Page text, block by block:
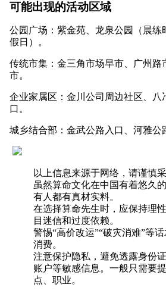
可能出现的活动区域
公园广场：紫金苑、龙泉公园（晨练
假日）。
传统市集：金三角市场早市、广州路
市。
企业家属区：金川公司周边社区、八
口。
城乡结合部：金武公路入口、河雅公
以上信息来源于网络，请谨慎采
虽然算命文化在中国有着悠久
有人都有真材实料。
在选择算命先生时，应保持理
目迷信和过度依赖。
警惕“高价改运”“破灾消难”等
消费。
注意保护隐私，避免透露身份
账户等敏感信息。一般只需要
点、职业。